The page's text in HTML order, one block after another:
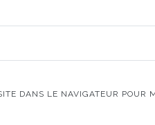
DANS LE NAVIGATEUR POUR